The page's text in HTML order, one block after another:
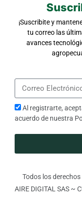
¡Suscribite y
tu correo las
avances
Al registrarte,
acuerdo de nuestra
Todos los
AIRE DIGITAL SAS ~